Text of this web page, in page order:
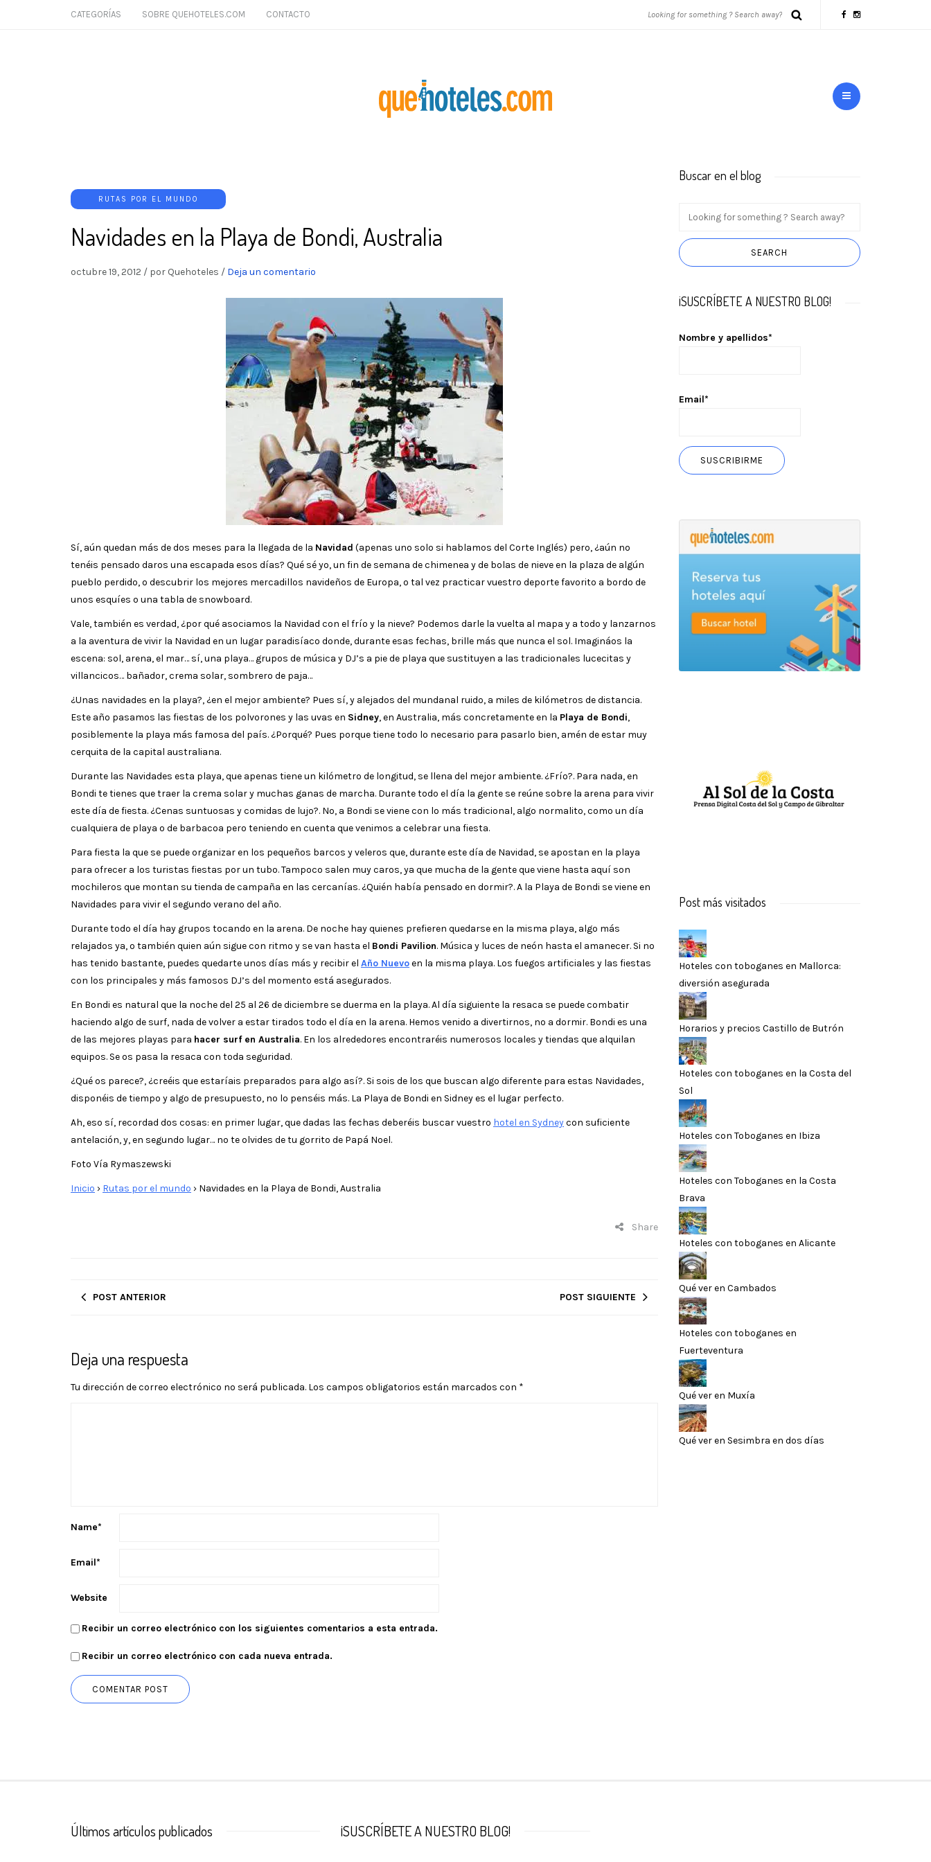
CATEGORÍAS SOBRE QUEHOTELES.COM CONTACTO
RUTAS POR EL MUNDO
Navidades en la Playa de Bondi, Australia
octubre 19, 2012 / por Quehoteles / Deja un comentario
Sí, aún quedan más de dos meses para la llegada de la Navidad (apenas uno solo si hablamos del Corte Inglés) pero, ¿aún no
tenéis pensado daros una escapada esos días? Qué sé yo, un fin de semana de chimenea y de bolas de nieve en la plaza de algún
pueblo perdido, o descubrir los mejores mercadillos navideños de Europa, o tal vez practicar vuestro deporte favorito a bordo de
unos esquíes o una tabla de snowboard.
Vale, también es verdad, ¿por qué asociamos la Navidad con el frío y la nieve? Podemos darle la vuelta al mapa y a todo y lanzarnos
a la aventura de vivir la Navidad en un lugar paradisíaco donde, durante esas fechas, brille más que nunca el sol. Imagináos la
escena: sol, arena, el mar… sí, una playa… grupos de música y DJ’s a pie de playa que sustituyen a las tradicionales lucecitas y
villancicos… bañador, crema solar, sombrero de paja…
¿Unas navidades en la playa?, ¿en el mejor ambiente? Pues sí, y alejados del mundanal ruido, a miles de kilómetros de distancia.
Este año pasamos las fiestas de los polvorones y las uvas en Sidney, en Australia, más concretamente en la Playa de Bondi,
posiblemente la playa más famosa del país. ¿Porqué? Pues porque tiene todo lo necesario para pasarlo bien, amén de estar muy
cerquita de la capital australiana.
Durante las Navidades esta playa, que apenas tiene un kilómetro de longitud, se llena del mejor ambiente. ¿Frío?. Para nada, en
Bondi te tienes que traer la crema solar y muchas ganas de marcha. Durante todo el día la gente se reúne sobre la arena para vivir
este día de fiesta. ¿Cenas suntuosas y comidas de lujo?. No, a Bondi se viene con lo más tradicional, algo normalito, como un día
cualquiera de playa o de barbacoa pero teniendo en cuenta que venimos a celebrar una fiesta.
Para fiesta la que se puede organizar en los pequeños barcos y veleros que, durante este día de Navidad, se apostan en la playa
para ofrecer a los turistas fiestas por un tubo. Tampoco salen muy caros, ya que mucha de la gente que viene hasta aquí son
mochileros que montan su tienda de campaña en las cercanías. ¿Quién había pensado en dormir?. A la Playa de Bondi se viene en
Navidades para vivir el segundo verano del año.
Durante todo el día hay grupos tocando en la arena. De noche hay quienes prefieren quedarse en la misma playa, algo más
relajados ya, o también quien aún sigue con ritmo y se van hasta el Bondi Pavilion. Música y luces de neón hasta el amanecer. Si no
has tenido bastante, puedes quedarte unos días más y recibir el Año Nuevoen la misma playa. Los fuegos artificiales y las fiestas
con los principales y más famosos DJ’s del momento está asegurados.
En Bondi es natural que la noche del 25 al 26 de diciembre se duerma en la playa. Al día siguiente la resaca se puede combatir
haciendo algo de surf, nada de volver a estar tirados todo el día en la arena. Hemos venido a divertirnos, no a dormir. Bondi es una
de las mejores playas para hacer surf en Australia. En los alrededores encontraréis numerosos locales y tiendas que alquilan
equipos. Se os pasa la resaca con toda seguridad.
¿Qué os parece?, ¿creéis que estaríais preparados para algo así?. Si sois de los que buscan algo diferente para estas Navidades,
disponéis de tiempo y algo de presupuesto, no lo penséis más. La Playa de Bondi en Sidney es el lugar perfecto.
Ah, eso sí, recordad dos cosas: en primer lugar, que dadas las fechas deberéis buscar vuestro hotel en Sydneycon suficiente
antelación, y, en segundo lugar… no te olvides de tu gorrito de Papá Noel.
Foto Vía Rymaszewski
Inicio › Rutas por el mundo › Navidades en la Playa de Bondi, Australia
Share
POST ANTERIOR POST SIGUIENTE
Deja una respuesta
Tu dirección de correo electrónico no será publicada. Los campos obligatorios están marcados con *
Name*
Email*
Website
Recibir un correo electrónico con los siguientes comentarios a esta entrada.
Recibir un correo electrónico con cada nueva entrada.
Buscar en el blog
¡SUSCRÍBETE A NUESTRO BLOG!
Nombre y apellidos*
Email*
Post más visitados
Hoteles con toboganes en Mallorca:
diversión asegurada
Horarios y precios Castillo de Butrón
Hoteles con toboganes en la Costa del
Sol
Hoteles con Toboganes en Ibiza
Hoteles con Toboganes en la Costa
Brava
Hoteles con toboganes en Alicante
Qué ver en Cambados
Hoteles con toboganes en
Fuerteventura
Qué ver en Muxía
Qué ver en Sesimbra en dos días
Últimos artículos publicados ¡SUSCRÍBETE A NUESTRO BLOG!